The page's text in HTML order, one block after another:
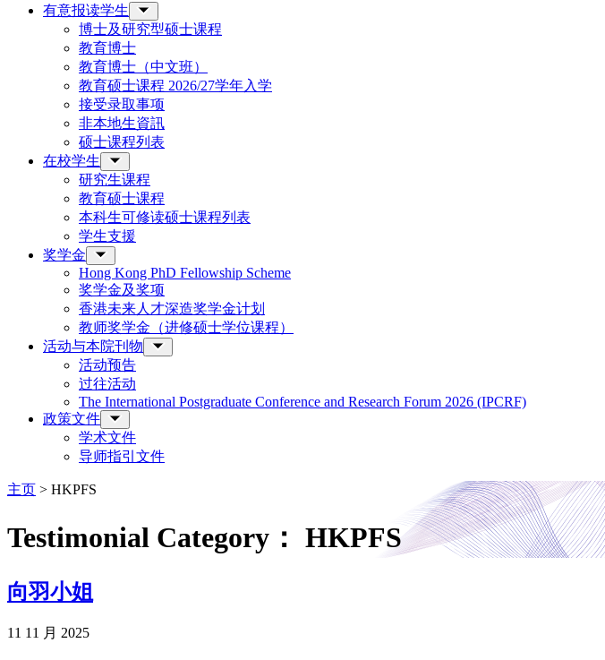
有意报读学生
博士及研究型硕士课程
教育博士
教育博士（中文班）
教育硕士课程 2026/27学年入学
接受录取事项
非本地生資訊
硕士课程列表
在校学生
研究生课程
教育硕士课程
本科生可修读硕士课程列表
学生支援
奖学金
Hong Kong PhD Fellowship Scheme
奖学金及奖项
香港未来人才深造奖学金计划
教师奖学金（进修硕士学位课程）
活动与本院刊物
活动预告
过往活动
The International Postgraduate Conference and Research Forum 2026 (IPCRF)
政策文件
学术文件
导师指引文件
主页 > HKPFS
Testimonial Category： HKPFS
向羽小姐
11 11 月 2025